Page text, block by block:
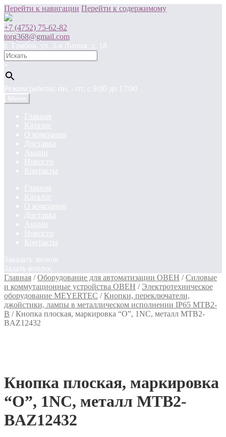
Перейти к навигации Перейти к содержимому
+7 (4752) 75-62-82
torg368@gmail.com
г. Тамбов, ул. 3-я Линия, д. 18
×
Режим работы: пн. - пт. c 9:00 до 17:00
Меню
Главная
Каталог
О компании
Доставка
Акции
Новости
Контакты
Главная
Каталог
О компании
Доставка
Акции
Новости
Контакты
Заказать звонок
Задать вопрос
Главная /Оборудование для автоматизации ОВЕН /Силовые
и коммутационные устройства ОВЕН / Электротехническое
оборудование MEYERTEC /Кнопки, переключатели,
джойстики, лампы в металлическом исполнении IP65 MTB2-
B /Кнопка плоская, маркировка “О”, 1NC, металл MTB2-
BAZ12432
Кнопка плоская, маркировка
“О”, 1NC, металл MTB2-
BAZ12432